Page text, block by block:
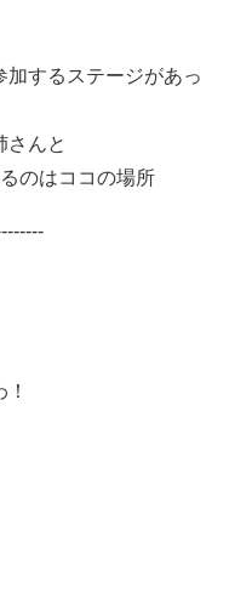
するステージがあっ
んと
のはココの場所